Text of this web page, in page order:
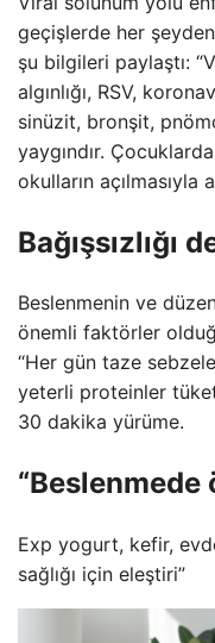
geçişlerde her
şu bilgileri paylaştı:
algınlığı, RSV,
sinüzit, bronşit,
yaygındır.
okulların açılmasıyla
Bağışsızlığı
Beslenmenin ve
önemli faktörler
“Her gün taze
yeterli proteinler
30 dakika yürüme.
“Beslenmede
Exp yogurt, kefir,
sağlığı için eleştiri”